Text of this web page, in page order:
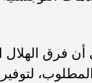
لتوفير